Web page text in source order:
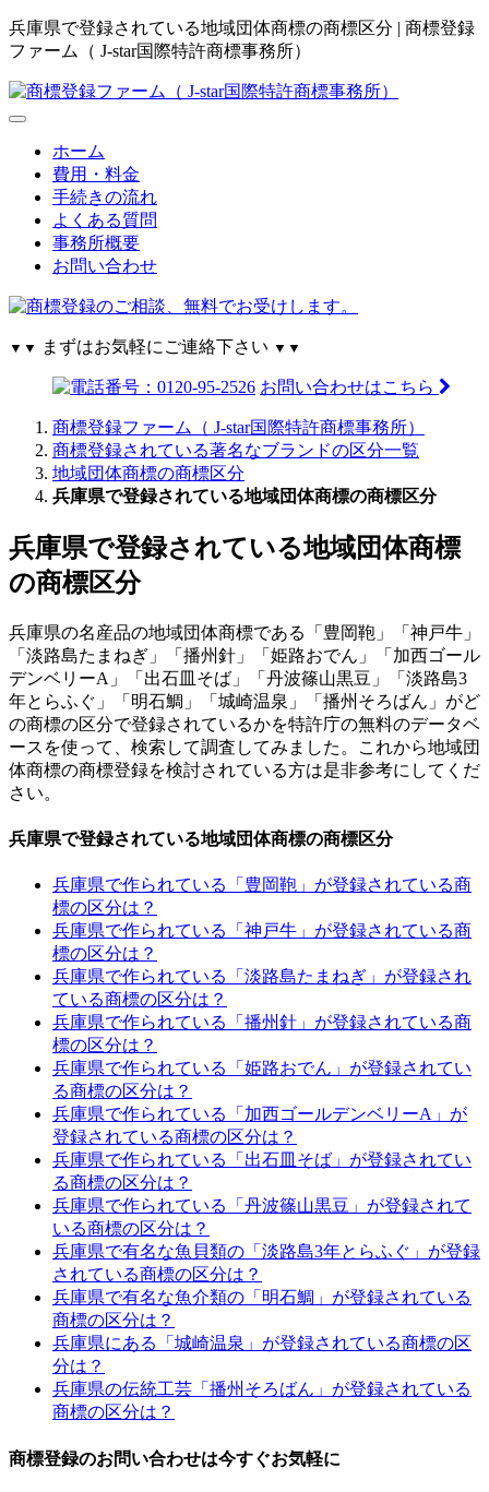
兵庫県で登録されている地域団体商標の商標区分 | 商標登録
ファーム（ J-star国際特許商標事務所）
ホーム
費用・料金
手続きの流れ
よくある質問
事務所概要
お問い合わせ
▼▼ まずはお気軽にご連絡下さい ▼▼
お問い合わせはこちら
商標登録ファーム（ J-star国際特許商標事務所）
商標登録されている著名なブランドの区分一覧
地域団体商標の商標区分
兵庫県で登録されている地域団体商標の商標区分
兵庫県で登録されている地域団体商標
の商標区分
兵庫県の名産品の地域団体商標である「豊岡鞄」「神戸牛」
「淡路島たまねぎ」「播州針」「姫路おでん」「加西ゴール
デンベリーA」「出石皿そば」「丹波篠山黒豆」「淡路島3
年とらふぐ」「明石鯛」「城崎温泉」「播州そろばん」がど
の商標の区分で登録されているかを特許庁の無料のデータベ
ースを使って、検索して調査してみました。これから地域団
体商標の商標登録を検討されている方は是非参考にしてくだ
さい。
兵庫県で登録されている地域団体商標の商標区分
兵庫県で作られている「豊岡鞄」が登録されている商
標の区分は？
兵庫県で作られている「神戸牛」が登録されている商
標の区分は？
兵庫県で作られている「淡路島たまねぎ」が登録され
ている商標の区分は？
兵庫県で作られている「播州針」が登録されている商
標の区分は？
兵庫県で作られている「姫路おでん」が登録されてい
る商標の区分は？
兵庫県で作られている「加西ゴールデンベリーA」が
登録されている商標の区分は？
兵庫県で作られている「出石皿そば」が登録されてい
る商標の区分は？
兵庫県で作られている「丹波篠山黒豆」が登録されて
いる商標の区分は？
兵庫県で有名な魚貝類の「淡路島3年とらふぐ」が登録
されている商標の区分は？
兵庫県で有名な魚介類の「明石鯛」が登録されている
商標の区分は？
兵庫県にある「城崎温泉」が登録されている商標の区
分は？
兵庫県の伝統工芸「播州そろばん」が登録されている
商標の区分は？
商標登録のお問い合わせは今すぐお気軽に